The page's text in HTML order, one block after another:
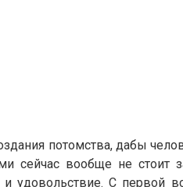
потомства, дабы
вообще не стоит
С первой